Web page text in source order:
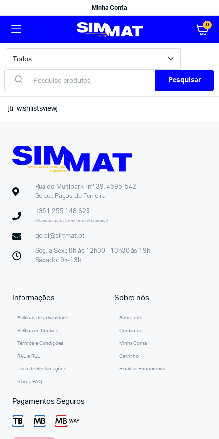
Minha Conta
0
Pesquisar
[ti_wishlistsview]
Rua do Multipark I nº 39, 4595-542
Seroa, Paços de Ferreira
+351 255 148 625
Chamada para a rede móvel nacional
geral@simmat.pt
Seg. a Sex.: 8h às 12h30 - 13h30 às 19h
Sábado: 9h-13h
Informações
Políticas de privacidade
Política de Cookies
Termos e Condições
RAL e RLL
Livro de Reclamações
Klarna FAQ
Sobre nós
Sobre nós
Contactos
Minha Conta
Carrinho
Finalizar Encomenda
Pagamentos Seguros